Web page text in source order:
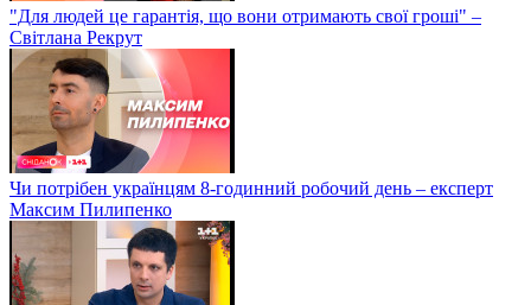
"Для людей це гарантія, що вони отримають свої гроші" –
Світлана Рекрут
Чи потрібен українцям 8-годинний робочий день – експерт
Максим Пилипенко